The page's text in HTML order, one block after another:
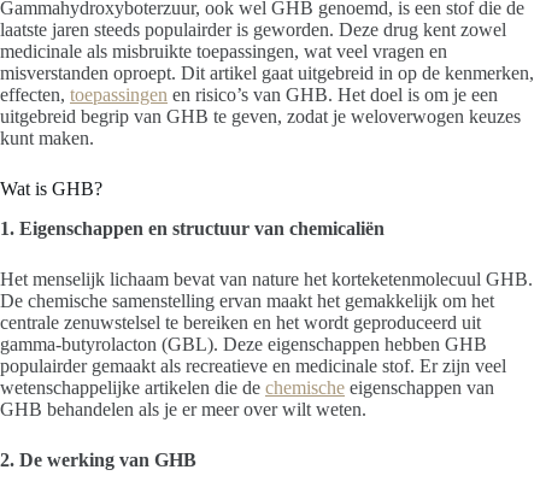
Gammahydroxyboterzuur, ook wel GHB genoemd, is een stof die de
laatste jaren steeds populairder is geworden. Deze drug kent zowel
medicinale als misbruikte toepassingen, wat veel vragen en
misverstanden oproept. Dit artikel gaat uitgebreid in op de kenmerken,
effecten, toepassingen en risico’s van GHB. Het doel is om je een
uitgebreid begrip van GHB te geven, zodat je weloverwogen keuzes
kunt maken.
Wat is GHB?
1. Eigenschappen en structuur van chemicaliën
Het menselijk lichaam bevat van nature het korteketenmolecuul GHB.
De chemische samenstelling ervan maakt het gemakkelijk om het
centrale zenuwstelsel te bereiken en het wordt geproduceerd uit
gamma-butyrolacton (GBL). Deze eigenschappen hebben GHB
populairder gemaakt als recreatieve en medicinale stof. Er zijn veel
wetenschappelijke artikelen die de chemische eigenschappen van
GHB behandelen als je er meer over wilt weten.
2. De werking van GHB